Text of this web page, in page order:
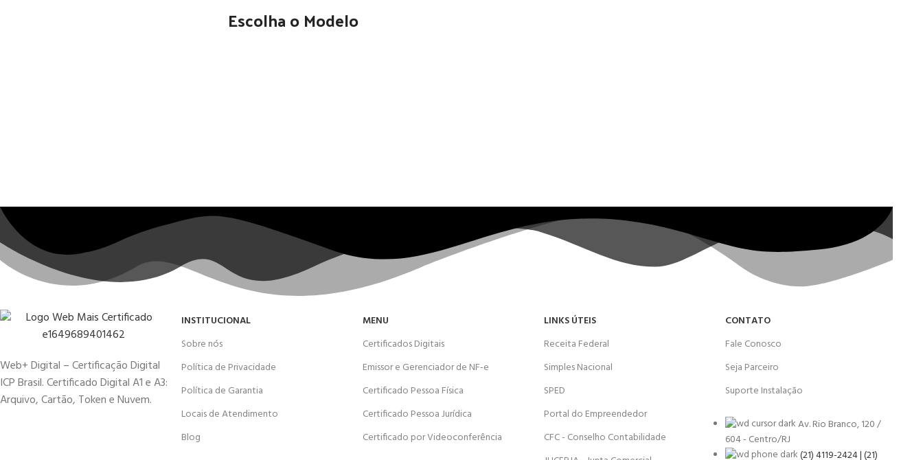
Escolha o Modelo
Web+ Digital – Certificação Digital
ICP Brasil. Certificado Digital A1 e A3:
Arquivo, Cartão, Token e Nuvem.
INSTITUCIONAL
Sobre nós
Política de Privacidade
Política de Garantia
Locais de Atendimento
Blog
MENU
Certificados Digitais
Emissor e Gerenciador de NF-e
Certificado Pessoa Física
Certificado Pessoa Jurídica
Certificado por Videoconferência
LINKS ÚTEIS
Receita Federal
Simples Nacional
SPED
Portal do Empreendedor
CFC - Conselho Contabilidade
CONTATO
Fale Conosco
Seja Parceiro
Suporte Instalação
Av. Rio Branco, 120 /
604 - Centro/RJ
(21) 4119-2424 | (21)